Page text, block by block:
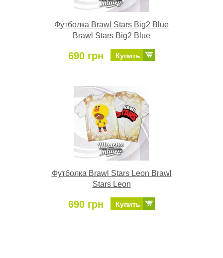
Футболка Brawl Stars Big2 Blue
Brawl Stars Big2 Blue
690 грн Купить
Футболка Brawl Stars Leon Brawl
Stars Leon
690 грн Купить